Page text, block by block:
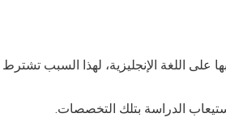
على اللغة الإنجليزية، لهذا السبب تشترط